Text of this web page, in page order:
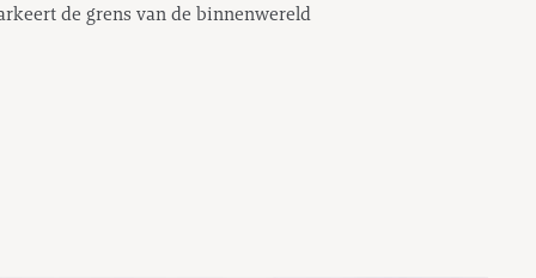
de grens van de binnenwereld